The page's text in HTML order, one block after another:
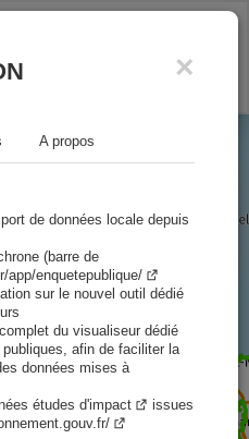
×
A propos
de données locale depuis
(barre de
app/enquetepublique/
sur le nouvel outil dédié
du visualiseur dédié
afin de faciliter la
données mises à
études d'impact
issues